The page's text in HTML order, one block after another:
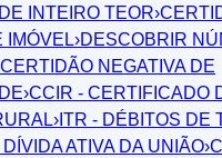
INTEIRO TEOR›
IMÓVEL›DESCOBRIR
CERTIDÃO NEGATIVA DE
›CCIR - CERTIFICADO
› ITR - DÉBITOS DE
ATIVA DA UNIÃO›